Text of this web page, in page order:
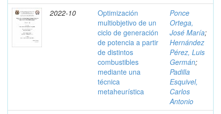
2022-10
Optimización
multiobjetivo de un
ciclo de generación
de potencia a partir
de distintos
combustibles
mediante una
técnica
metaheurística
Ponce
Ortega,
José María;
Hernández
Pérez, Luis
Germán;
Padilla
Esquivel,
Carlos
Antonio